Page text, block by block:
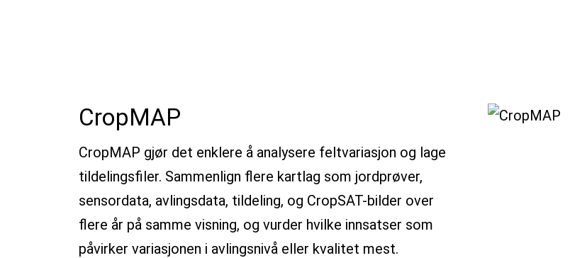
CropMAP
CropMAP gjør det enklere å analysere feltvariasjon og lage
tildelingsfiler. Sammenlign flere kartlag som jordprøver,
sensordata, avlingsdata, tildeling, og CropSAT-bilder over
flere år på samme visning, og vurder hvilke innsatser som
påvirker variasjonen i avlingsnivå eller kvalitet mest.